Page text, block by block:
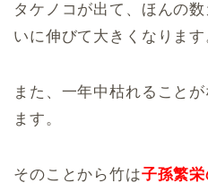
タケノコが出て、ほんの
いに伸びて大きくなります
また、一年中枯れること
ます。
そのことから竹は子孫繁